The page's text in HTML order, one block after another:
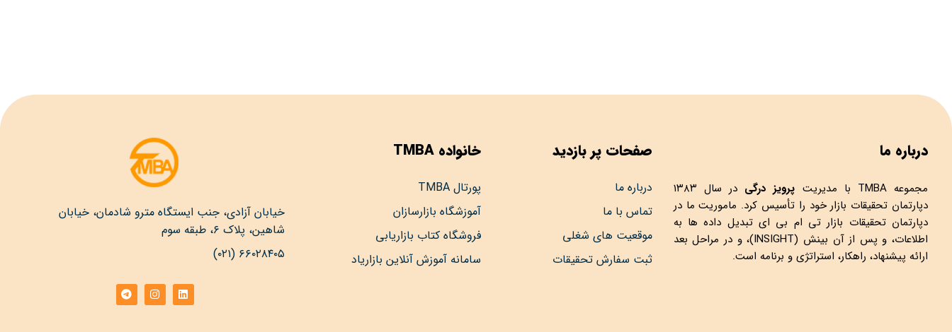
درباره ما
مجموعهTMBA با مدیریت پرویز درگی
در سال ۱۳۸۳
دپارتمان تحقیقات بازار خود را تأسیس کرد. ماموریت ما در
دپارتمان تحقیقات بازار تی ام بی ای تبدیل داده ها به
اطلاعات، و پس از آن بینش (INSIGHT)، و در مراحل بعد
ارائه پیشنهاد، راهکار، استراتژی و برنامه است.
صفحات پر بازدید
درباره ما
تماس با ما
موقعیت های شغلی
ثبت سفارش تحقیقات
خانواده TMBA
پورتال TMBA
آموزشگاه بازارسازان
فروشگاه کتاب بازاریابی
سامانه آموزش آنلاین بازاریاد
خیابان آزادی، جنب ایستگاه مترو شادمان، خیابان
شاهین، پلاک ۶، طبقه سوم
۶۶۰۲۸۴۰۵ (۰۲۱)